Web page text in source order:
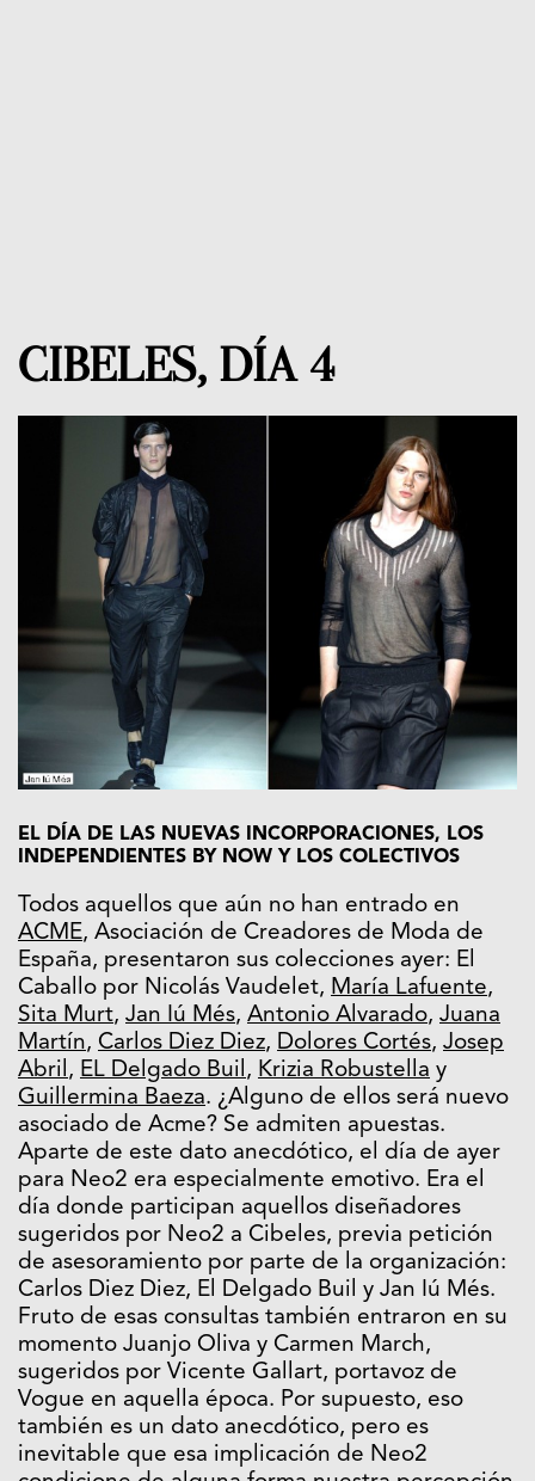
CIBELES, DÍA 4
EL DÍA DE LAS NUEVAS INCORPORACIONES, LOS
INDEPENDIENTES BY NOW Y LOS COLECTIVOS
Todos aquellos que aún no han entrado en
ACME, Asociación de Creadores de Moda de
España, presentaron sus colecciones ayer: El
Caballo por Nicolás Vaudelet, María Lafuente,
Sita Murt, Jan Iú Més, Antonio Alvarado, Juana
Martín, Carlos Diez Diez, Dolores Cortés, Josep
Abril, EL Delgado Buil, Krizia Robustella y
Guillermina Baeza. ¿Alguno de ellos será nuevo
asociado de Acme? Se admiten apuestas.
Aparte de este dato anecdótico, el día de ayer
para Neo2 era especialmente emotivo. Era el
día donde participan aquellos diseñadores
sugeridos por Neo2 a Cibeles, previa petición
de asesoramiento por parte de la organización:
Carlos Diez Diez, El Delgado Buil y Jan Iú Més.
Fruto de esas consultas también entraron en su
momento Juanjo Oliva y Carmen March,
sugeridos por Vicente Gallart, portavoz de
Vogue en aquella época. Por supuesto, eso
también es un dato anecdótico, pero es
inevitable que esa implicación de Neo2